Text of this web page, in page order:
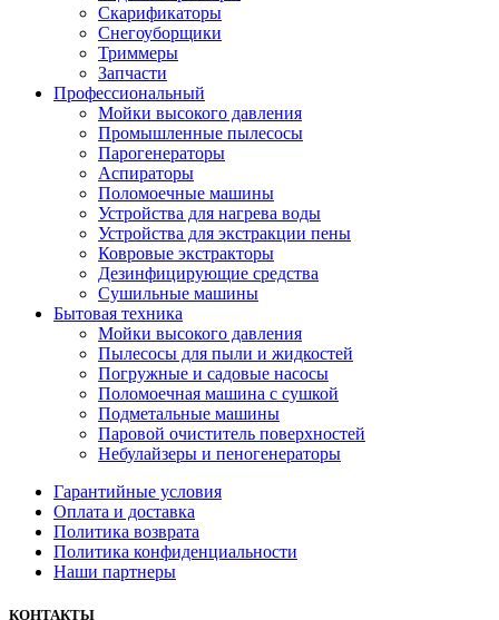
Скарификаторы
Снегоуборщики
Триммеры
Запчасти
Профессиональный
Мойки высокого давления
Промышленные пылесосы
Парогенераторы
Аспираторы
Поломоечные машины
Устройства для нагрева воды
Устройства для экстракции пены
Ковровые экстракторы
Дезинфицирующие средства
Сушильные машины
Бытовая техника
Мойки высокого давления
Пылесосы для пыли и жидкостей
Погружные и садовые насосы
Поломоечная машина с сушкой
Подметальные машины
Паровой очиститель поверхностей
Небулайзеры и пеногенераторы
Гарантийные условия
Оплата и доставка
Политика возврата
Политика конфиденциальности
Наши партнеры
КОНТАКТЫ